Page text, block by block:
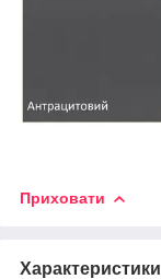
Приховати
Характеристики